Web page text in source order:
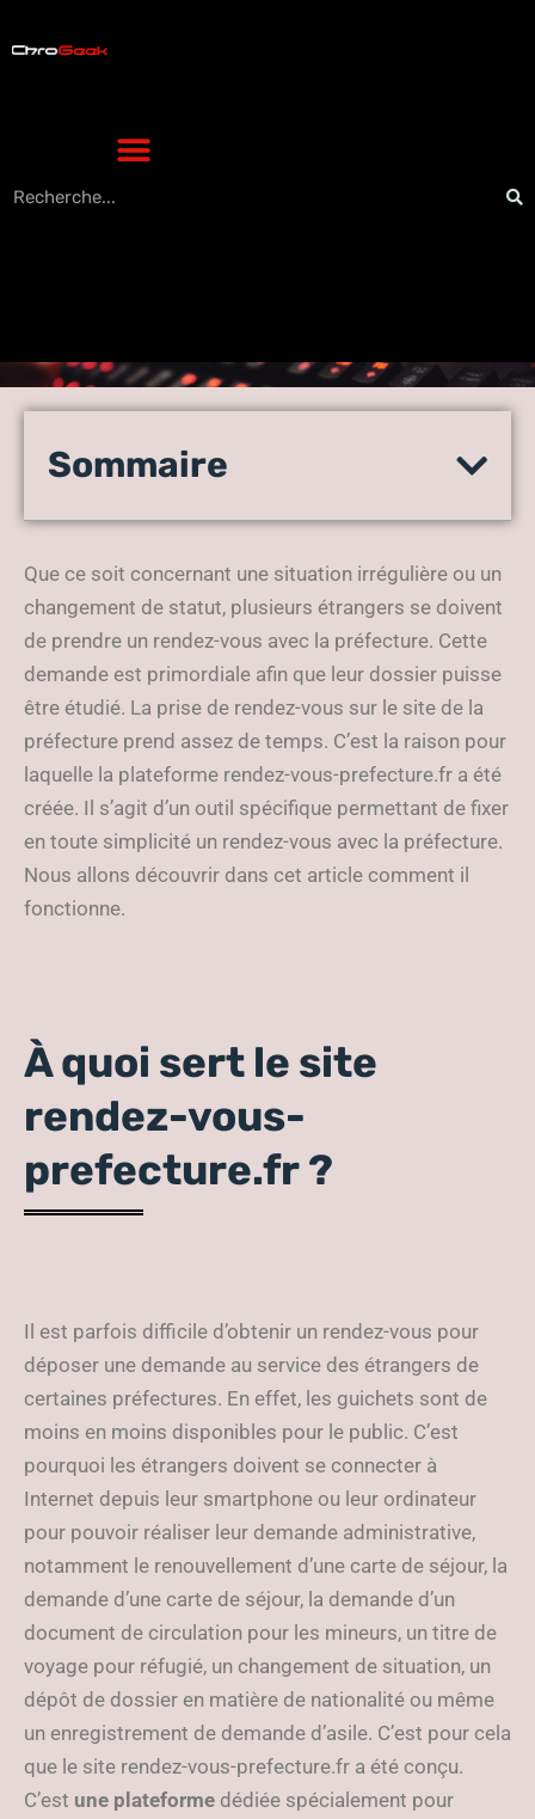
rendez-vous avec la
vous-prefecture.fr
Sommaire
Que ce soit concernant une situation irrégulière ou un
changement de statut, plusieurs étrangers se doivent
de prendre un rendez-vous avec la préfecture. Cette
demande est primordiale afin que leur dossier puisse
être étudié. La prise de rendez-vous sur le site de la
préfecture prend assez de temps. C’est la raison pour
laquelle la plateforme rendez-vous-prefecture.fr a été
créée. Il s’agit d’un outil spécifique permettant de fixer
en toute simplicité un rendez-vous avec la préfecture.
Nous allons découvrir dans cet article comment il
fonctionne.
À quoi sert le site
rendez-vous-
prefecture.fr ?
Il est parfois difficile d’obtenir un rendez-vous pour
déposer une demande au service des étrangers de
certaines préfectures. En effet, les guichets sont de
moins en moins disponibles pour le public. C’est
pourquoi les étrangers doivent se connecter à
Internet depuis leur smartphone ou leur ordinateur
pour pouvoir réaliser leur demande administrative,
notamment le renouvellement d’une carte de séjour, la
demande d’une carte de séjour, la demande d’un
document de circulation pour les mineurs, un titre de
voyage pour réfugié, un changement de situation, un
dépôt de dossier en matière de nationalité ou même
un enregistrement de demande d’asile. C’est pour cela
que le site rendez-vous-prefecture.fr a été conçu.
C’est une plateforme dédiée spécialement pour